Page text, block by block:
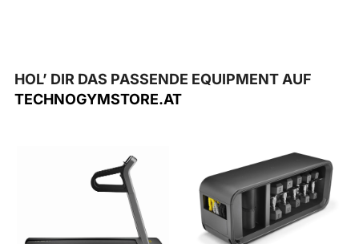
HOL’ DIR DAS PASSENDE EQUIPMENT AUF
TECHNOGYMSTORE.AT